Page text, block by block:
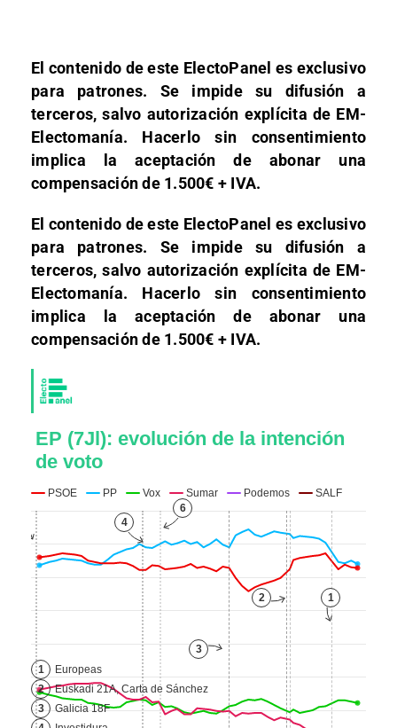
El contenido de este ElectoPanel es exclusivo
para patrones. Se impide su difusión a
terceros, salvo autorización explícita de EM-
Electomanía. Hacerlo sin consentimiento
implica la aceptación de abonar una
compensación de 1.500€ + IVA.
El contenido de este ElectoPanel es exclusivo
para patrones. Se impide su difusión a
terceros, salvo autorización explícita de EM-
Electomanía. Hacerlo sin consentimiento
implica la aceptación de abonar una
compensación de 1.500€ + IVA.